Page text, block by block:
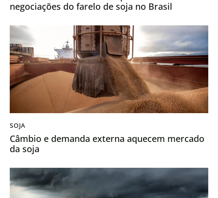
negociações do farelo de soja no Brasil
SOJA
Câmbio e demanda externa aquecem mercado
da soja